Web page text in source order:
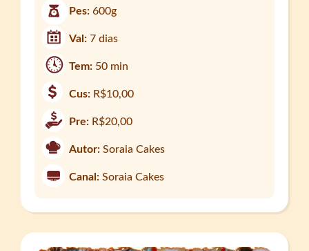
Pes:600g
Val:7 dias
Tem: 50 min
Cus: R$10,00
Pre: R$20,00
Autor: Soraia Cakes
Canal: Soraia Cakes